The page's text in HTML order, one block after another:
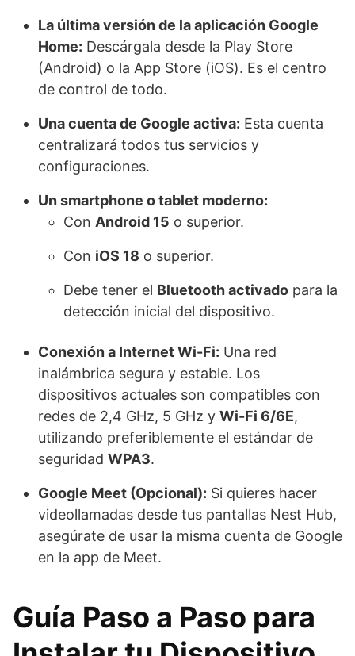
La última versión de la aplicación Google
Home: Descárgala desde la Play Store
(Android) o la App Store (iOS). Es el centro
de control de todo.
Una cuenta de Google activa: Esta cuenta
centralizará todos tus servicios y
configuraciones.
Un smartphone o tablet moderno:
Con Android 15 o superior.
Con iOS 18 o superior.
Debe tener el Bluetooth activado para la
detección inicial del dispositivo.
Conexión a Internet Wi-Fi: Una red
inalámbrica segura y estable. Los
dispositivos actuales son compatibles con
redes de 2,4 GHz, 5 GHz y Wi-Fi 6/6E,
utilizando preferiblemente el estándar de
seguridad WPA3.
Google Meet (Opcional): Si quieres hacer
videollamadas desde tus pantallas Nest Hub,
asegúrate de usar la misma cuenta de Google
en la app de Meet.
Guía Paso a Paso para